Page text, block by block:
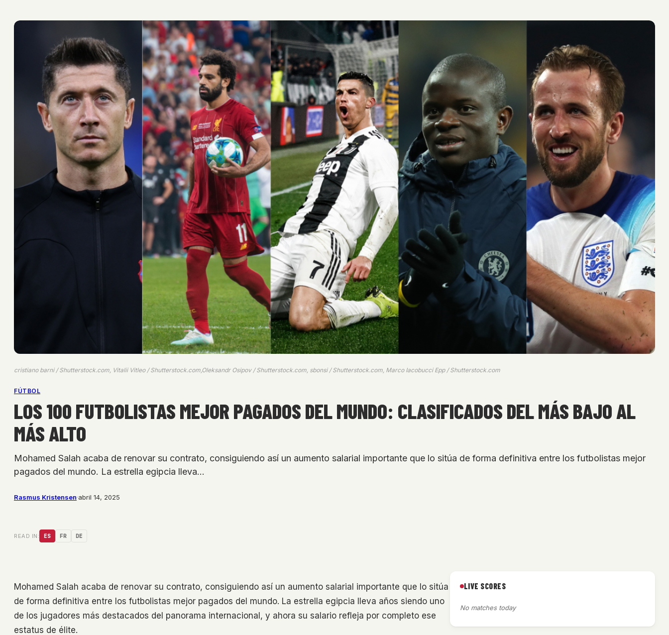
cristiano barni / Shutterstock.com, Vitalii Vitleo / Shutterstock.com,Oleksandr Osipov / Shutterstock.com, sbonsi / Shutterstock.com, Marco Iacobucci Epp / Shutterstock.com
FÚTBOL
LOS 100 FUTBOLISTAS MEJOR PAGADOS DEL MUNDO: CLASIFICADOS DEL MÁS BAJO AL
MÁS ALTO
Mohamed Salah acaba de renovar su contrato, consiguiendo así un aumento salarial importante que lo sitúa de forma definitiva entre los futbolistas mejor
pagados del mundo. La estrella egipcia lleva…
Rasmus Kristensen·abril 14, 2025
READ IN: ES FR DE
Mohamed Salah acaba de renovar su contrato, consiguiendo así un aumento salarial importante que lo sitúa
de forma definitiva entre los futbolistas mejor pagados del mundo. La estrella egipcia lleva años siendo uno
de los jugadores más destacados del panorama internacional, y ahora su salario refleja por completo ese
estatus de élite.
LIVE SCORES
No matches today